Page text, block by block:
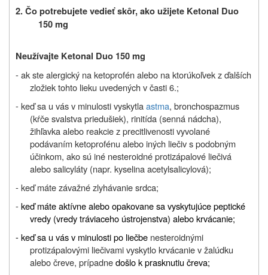
2. Čo potrebujete vedieť skôr, ako užijete Ketonal Duo
150 mg
Neužívajte Ketonal Duo 150 mg
- ak ste alergický na ketoprofén alebo na ktorúkoľvek z ďalších
zložiek tohto lieku uvedených v časti 6.;
- keď sa u vás v minulosti vyskytlaastma, bronchospazmus
(kŕče svalstva priedušiek), rinitída (senná nádcha),
žihľavka alebo reakcie z precitlivenosti vyvolané
podávaním ketoprofénu alebo iných liečiv s podobným
účinkom, ako sú iné nesteroidné protizápalové liečivá
alebo salicyláty (napr. kyselina acetylsalicylová);
- keď máte závažné zlyhávanie srdca;
-keď máte aktívne alebo opakovane sa vyskytujúce peptické
vredy (vredy tráviaceho ústrojenstva) alebo krvácanie;
- keď sa u vás v minulosti po liečbe nesteroidnými
protizápalovými liečivami vyskytlo krvácanie v žalúdku
alebo čreve, prípadnedošlo k prasknutiu čreva;